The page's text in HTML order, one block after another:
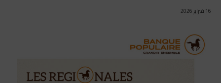
16 فبراير 2026